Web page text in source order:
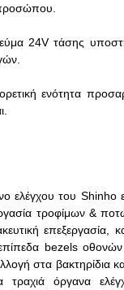
24V τάσης
ενότητα
ελέγχου του Shinho
τροφίμων &
επεξεργασία,
bezels
στα βακτηρίδια
τραχιά όργανα